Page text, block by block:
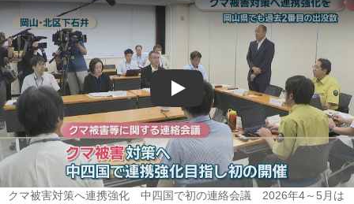
Play
クマ被害対策へ連携強化 中四国で初の連絡会議 2026年4～5月は